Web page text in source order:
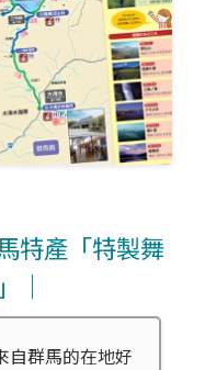
特產「特製舞
｜
自群馬的在地好